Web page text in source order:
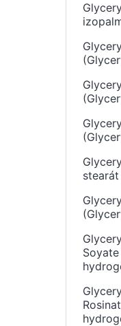
stearát